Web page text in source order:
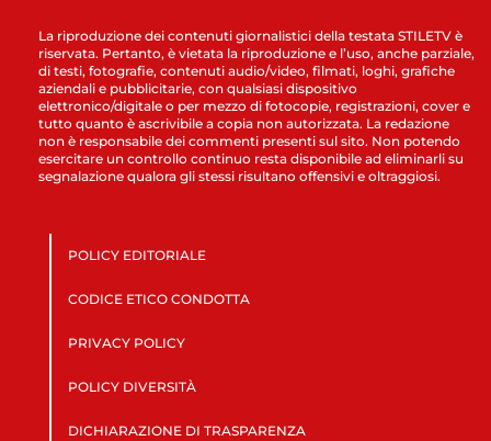
La riproduzione dei contenuti giornalistici della testata STILETV è
riservata. Pertanto, è vietata la riproduzione e l’uso, anche parziale,
di testi, fotografie, contenuti audio/video, filmati, loghi, grafiche
aziendali e pubblicitarie, con qualsiasi dispositivo
elettronico/digitale o per mezzo di fotocopie, registrazioni, cover e
tutto quanto è ascrivibile a copia non autorizzata. La redazione
non è responsabile dei commenti presenti sul sito. Non potendo
esercitare un controllo continuo resta disponibile ad eliminarli su
segnalazione qualora gli stessi risultano offensivi e oltraggiosi.
POLICY EDITORIALE
CODICE ETICO CONDOTTA
PRIVACY POLICY
POLICY DIVERSITÀ
DICHIARAZIONE DI TRASPARENZA